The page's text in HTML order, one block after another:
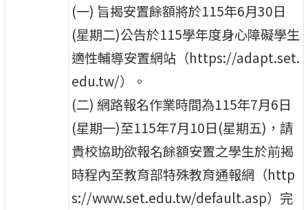
(一) 旨揭安置餘額將於115年6月30日
(星期二)公告於115學年度身心障礙學生
適性輔導安置網站（https://adapt.set.
edu.tw/）。
(二) 網路報名作業時間為115年7月6日
(星期一)至115年7月10日(星期五)，請
貴校協助欲報名餘額安置之學生於前揭
時程內至教育部特殊教育通報網（http
s://www.set.edu.tw/default.asp）完